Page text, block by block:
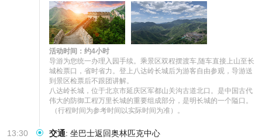
活动时间：约4小时
导游为您统一办理入园手续。乘景区双程摆渡车,随车直接上山至长
城检票口，省时省力。登上八达岭长城后为游客自由参观，导游送
到景区检票后不跟团讲解。
八达岭长城，位于北京市延庆区军都山关沟古道北口。是中国古代
伟大的防御工程万里长城的重要组成部分，是明长城的一个隘口。
（行程时间为参考时间以实际时间为准）。
13:30 交通: 坐巴士返回奥林匹克中心